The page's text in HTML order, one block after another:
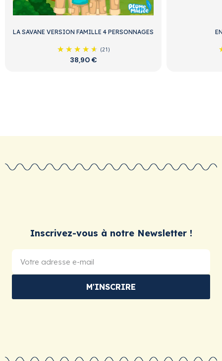
LA SAVANE VERSION FAMILLE 4 PERSONNAGES
(21)
38,90 €
Inscrivez-vous à notre Newsletter !
M'INSCRIRE